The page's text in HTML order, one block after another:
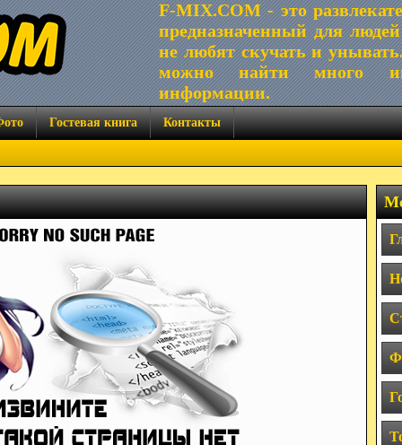
F-MIX.COM - это
предназначенный для
не любят скучать и
можно найти много
информации.
Гостевая книга Контакты